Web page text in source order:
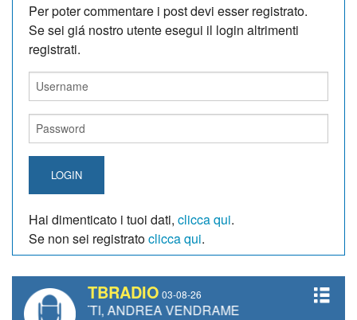
Per poter commentare i post devi esser registrato.
Se sei giá nostro utente esegui il login altrimenti
registrati.
LOGIN
Hai dimenticato i tuoi dati, clicca qui.
Se non sei registratoclicca qui.
TBRADIO 03-08-26
ANDREA VENDRAME, FILIPPO FIORELLI